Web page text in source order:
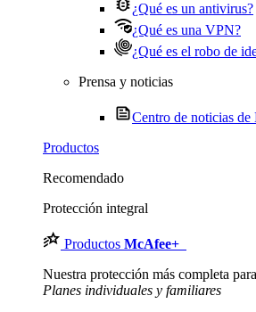
¿Qué es un antivirus?
¿Qué es una VPN?
¿Qué es el robo de
Prensa y noticias
Centro de noticias
Productos
Recomendado
Protección integral
Productos McAfee+
Nuestra protección más completa
Planes individuales y familiares